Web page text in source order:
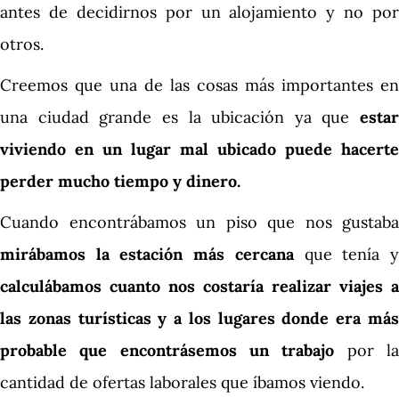
antes de decidirnos por un alojamiento y no por
otros.
Creemos que una de las cosas más importantes en
una ciudad grande es la ubicación ya que estar
viviendo en un lugar mal ubicado puede hacerte
perder mucho tiempo y dinero.
Cuando encontrábamos un piso que nos gustaba
mirábamos la estación más cercanaque tenía y
calculábamos cuanto nos costaría realizar viajes a
las zonas turísticas y a los lugares donde era más
probable que encontrásemos un trabajo por la
cantidad de ofertas laborales que íbamos viendo.